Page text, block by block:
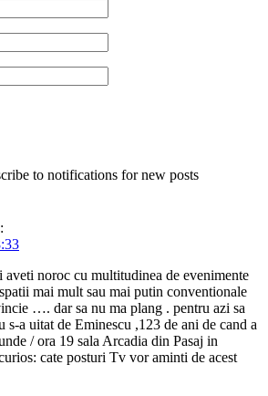
to notifications for new posts
aveti noroc cu multitudinea de evenimente
mai mult sau mai putin conventionale
…. dar sa nu ma plang . pentru azi sa
s-a uitat de Eminescu ,123 de ani de cand a
/ ora 19 sala Arcadia din Pasaj in
cate posturi Tv vor aminti de acest